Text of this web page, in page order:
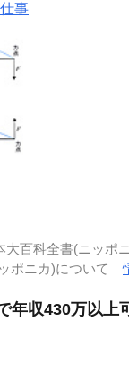
仕事
百科全書(ニッポ
ポニカ)について
年収430万以上